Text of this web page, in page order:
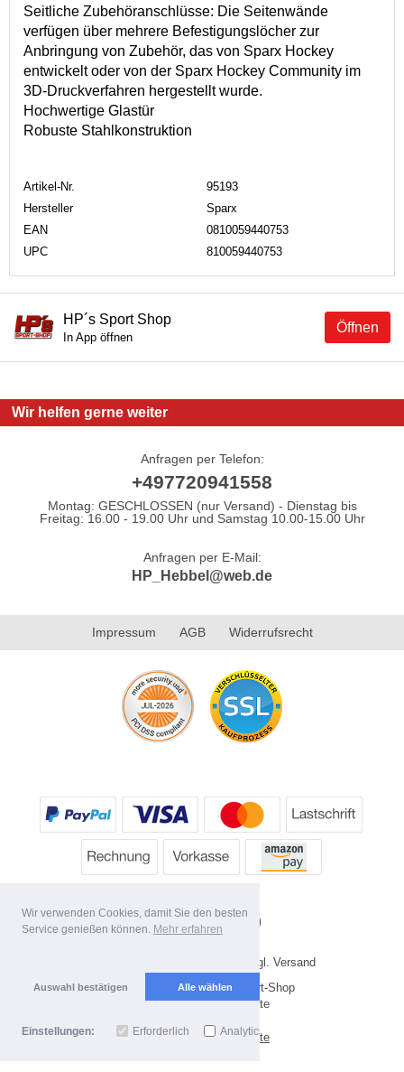
Wir verwenden Cookies, damit Sie den besten
Service genießen können. Mehr erfahren
Auswahl bestätigen Alle wählen
Einstellungen: Erforderlich Analytics
Seitliche Zubehöranschlüsse: Die Seitenwände
verfügen über mehrere Befestigungslöcher zur
Anbringung von Zubehör, das von Sparx Hockey
entwickelt oder von der Sparx Hockey Community im
3D-Druckverfahren hergestellt wurde.
Hochwertige Glastür
Robuste Stahlkonstruktion
Artikel-Nr.
95193
Hersteller
Sparx
EAN
0810059440753
UPC
810059440753
Öffnen
HP´s Sport Shop
In App öffnen
Wir helfen gerne weiter
Anfragen per Telefon:
+497720941558
Montag: GESCHLOSSEN (nur Versand) - Dienstag bis
Freitag: 16.00 - 19.00 Uhr und Samstag 10.00-15.00 Uhr
Anfragen per E-Mail:
HP_Hebbel@web.de
Impressum AGB Widerrufsrecht
* Alle Preise inkl. MwSt. evtl. zzgl. Versand
Copyright 2026 by HP's Sport-Shop
Mobile Shop by Shopgate
Zur klassischen Webseite